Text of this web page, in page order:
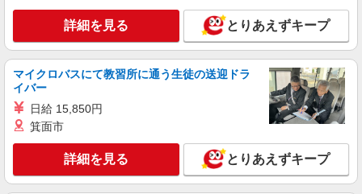
［アルバイト・パート］時給1,140円〜（高校
生は不可）
千葉県船橋市浜町2-1-1 ららぽーとTOKYO-
BAY
詳細を見る
アルバイト
販売スタッフ
［アルバイト・パート］時給1,175円〜 ※試用
詳細を見る とりあえずキープ
マイクロバスにて教習所に通う生徒の送迎ドラ
イバー
日給 15,850円
箕面市
詳細を見る とりあえずキープ